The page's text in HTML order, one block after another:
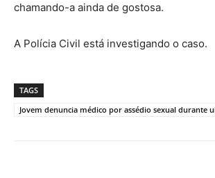
chamando-a ainda de gostosa.
A Polícia Civil está investigando o caso.
TAGS
Jovem denuncia médico por assédio sexual durante